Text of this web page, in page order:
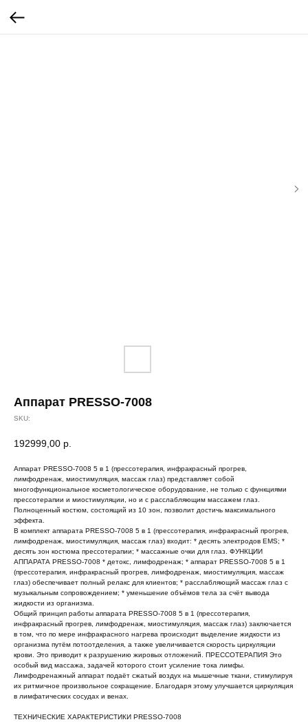
Аппарат PRESSO-7008
SKU:
192999,00 р.
Аппарат PRESSO-7008 5 в 1 (прессотерапия, инфракрасный прогрев,
лимфодренаж, миостимуляция, массаж глаз) представляет собой
многофункциональное косметологическое оборудование, не только с функциями
прессотерапии и миостимуляции, но и с расслабляющим массажем глаз.
Полноценный костюм, состоящий из 10 зон, позволит достичь максимального
эффекта.
В комплект аппарата PRESSO-7008 5 в 1 (прессотерапия, инфракрасный прогрев,
лимфодренаж, миостимуляция, массаж глаз) входит: * десять электродов EMS; *
десять зон костюма прессотерапии; * массажные очки для глаз. ФУНКЦИИ
АППАРАТА PRESSO-7008 * детокс, лимфодренаж; * аппарат PRESSO-7008 5 в 1
(прессотерапия, инфракрасный прогрев, лимфодренаж, миостимуляция, массаж
глаз) обеспечивает полный релакс для клиентов; * расслабляющий массаж глаз с
музыкальным сопровождением; * уменьшение объёмов тела за счёт вывода
жидкости из организма.
Общий принцип работы аппарата PRESSO-7008 5 в 1 (прессотерапия,
инфракрасный прогрев, лимфодренаж, миостимуляция, массаж глаз) заключается
в том, что по мере инфракрасного нагрева происходит выделение жидкости из
организма путём потоотделения, а также увеличивается скорость циркуляции
крови. Это приводит к разрушению жировых отложений. ПРЕССОТЕРАПИЯ Это
особый вид массажа, задачей которого стоит усиление тока лимфы.
Лимфодренажный аппарат подаёт сжатый воздух на мышечные ткани, стимулируя
их ритмичное произвольное сокращение. Благодаря этому улучшается циркуляция
в лимфатических сосудах и венах.
ТЕХНИЧЕСКИЕ ХАРАКТЕРИСТИКИ PRESSO-7008